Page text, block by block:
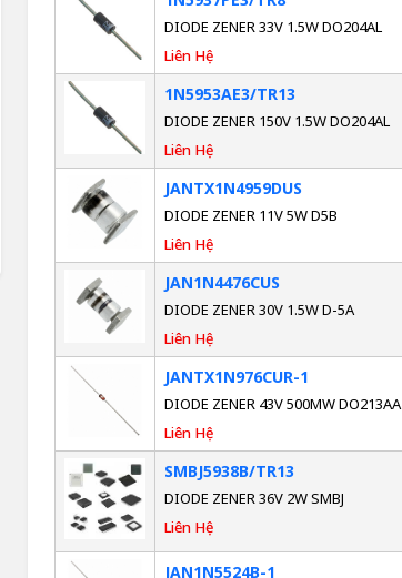
DIODE ZENER 33V 1.5W DO204AL
Liên Hệ
1N5953AE3/TR13
DIODE ZENER 150V 1.5W DO204AL
Liên Hệ
JANTX1N4959DUS
DIODE ZENER 11V 5W D5B
Liên Hệ
JAN1N4476CUS
DIODE ZENER 30V 1.5W D-5A
Liên Hệ
JANTX1N976CUR-1
DIODE ZENER 43V 500MW DO213AA
Liên Hệ
SMBJ5938B/TR13
DIODE ZENER 36V 2W SMBJ
Liên Hệ
JAN1N5524B-1